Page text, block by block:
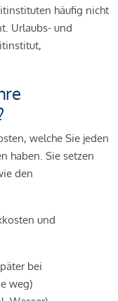
häufig nicht
Urlaubs- und
welche Sie jeden
haben. Sie setzen
den
und
bei
weg)